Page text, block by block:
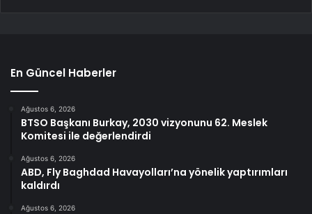
En Güncel Haberler
Ağustos 6, 2026
BTSO Başkanı Burkay, 2030 vizyonunu 62. Meslek
Komitesi ile değerlendirdi
Ağustos 6, 2026
ABD, Fly Baghdad Havayolları’na yönelik yaptırımları
kaldırdı
Ağustos 6, 2026